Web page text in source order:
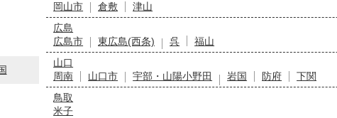
岡山市
倉敷
津山
広島
広島市
東広島(西条) 呉
福山
山口
周南
山口市 宇部・山陽小野田 岩国 防府
下関
鳥取
米子